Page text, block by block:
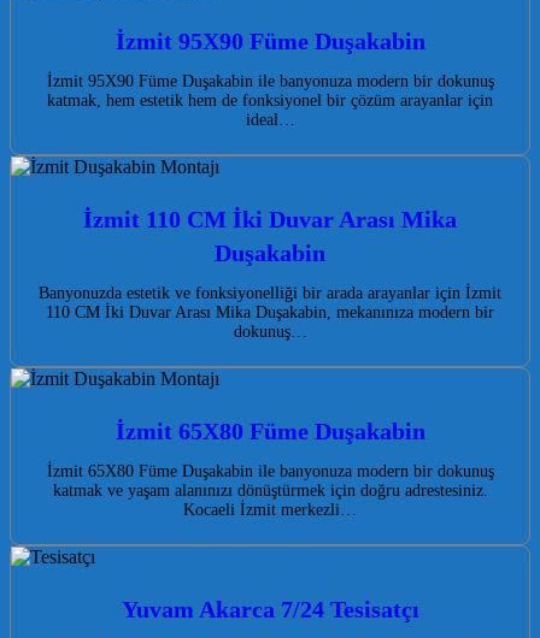
İzmit 95X90 Füme Duşakabin
İzmit 95X90 Füme Duşakabin ile banyonuza modern bir dokunuş
katmak, hem estetik hem de fonksiyonel bir çözüm arayanlar için
ideal…
İzmit 110 CM İki Duvar Arası Mika
Duşakabin
Banyonuzda estetik ve fonksiyonelliği bir arada arayanlar için İzmit
110 CM İki Duvar Arası Mika Duşakabin, mekanınıza modern bir
dokunuş…
İzmit 65X80 Füme Duşakabin
İzmit 65X80 Füme Duşakabin ile banyonuza modern bir dokunuş
katmak ve yaşam alanınızı dönüştürmek için doğru adrestesiniz.
Kocaeli İzmit merkezli…
Yuvam Akarca 7/24 Tesisatçı